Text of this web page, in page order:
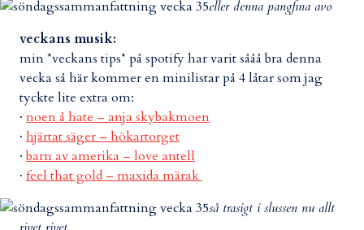
eller denna pangfina avo
veckans musik:
min *veckans tips* på spotify har varit sååå bra denna
vecka så här kommer en minilistar på 4 låtar som jag
tyckte lite extra om:
· noen å hate – anja skybakmoen
· hjärtat säger – hökartorget
·barn av amerika – love antell
· feel that gold – maxida märak
så trasigt i slussen nu allt